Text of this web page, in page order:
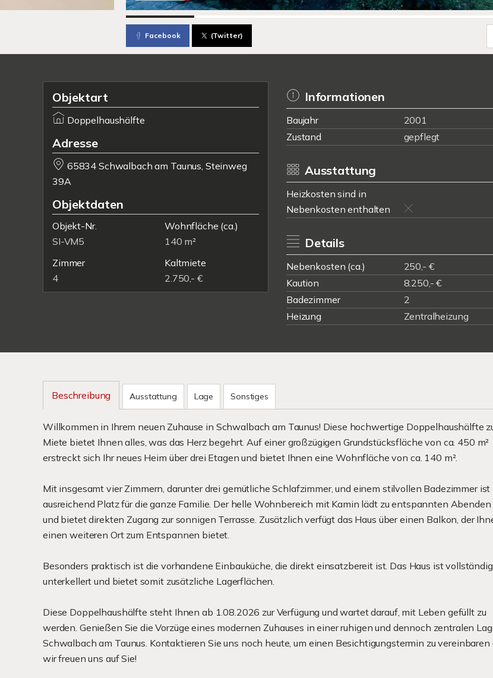
Facebook (Twitter)
Objektart
Doppelhaushälfte
Adresse
65834 Schwalbach am Taunus, Steinweg
39A
Objektdaten
Objekt-Nr.
SI-VM5
Wohnfläche (ca.)
140 m²
Zimmer
4
Kaltmiete
2.750,- €
Informationen
Baujahr 2001
Zustand
gepflegt
Ausstattung
Heizkosten sind in
Nebenkosten enthalten
Details
Nebenkosten (ca.) 250,- €
Kaution
8.250,- €
Badezimmer
2
Heizung
Zentralheizung
Beschreibung Ausstattung Lage Sonstiges
Willkommen in Ihrem neuen Zuhause in Schwalbach am Taunus! Diese hochwertige Doppelhaushälfte
Miete bietet Ihnen alles, was das Herz begehrt. Auf einer großzügigen Grundstücksfläche von ca. 450 m²
erstreckt sich Ihr neues Heim über drei Etagen und bietet Ihnen eine Wohnfläche von ca. 140 m².
Mit insgesamt vier Zimmern, darunter drei gemütliche Schlafzimmer, und einem stilvollen Badezimmer ist
ausreichend Platz für die ganze Familie. Der helle Wohnbereich mit Kamin lädt zu entspannten Abenden
und bietet direkten Zugang zur sonnigen Terrasse. Zusätzlich verfügt das Haus über einen Balkon, der
einen weiteren Ort zum Entspannen bietet.
Besonders praktisch ist die vorhandene Einbauküche, die direkt einsatzbereit ist. Das Haus ist vollständig
unterkellert und bietet somit zusätzliche Lagerflächen.
Diese Doppelhaushälfte steht Ihnen ab 1.08.2026 zur Verfügung und wartet darauf, mit Leben gefüllt zu
werden. Genießen Sie die Vorzüge eines modernen Zuhauses in einer ruhigen und dennoch zentralen
Schwalbach am Taunus. Kontaktieren Sie uns noch heute, um einen Besichtigungstermin zu vereinbaren
wir freuen uns auf Sie!